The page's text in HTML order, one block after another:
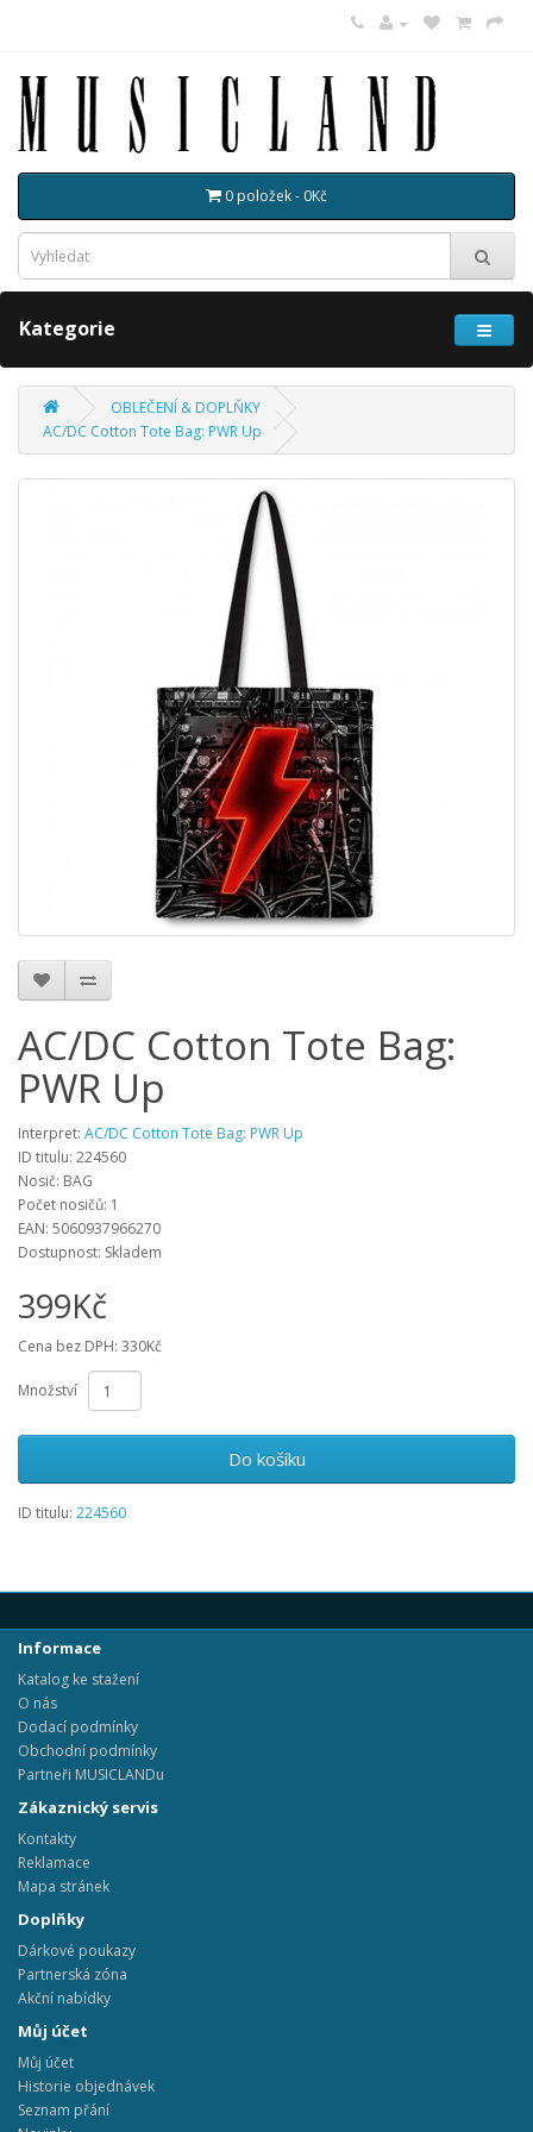
0 položek - 0Kč
Kategorie
OBLEČENÍ & DOPLŇKY
AC/DC Cotton Tote Bag: PWR Up
AC/DC Cotton Tote Bag:
PWR Up
Interpret: AC/DC Cotton Tote Bag: PWR Up
ID titulu: 224560
Nosič: BAG
Počet nosičů: 1
EAN: 5060937966270
Dostupnost: Skladem
399Kč
Cena bez DPH: 330Kč
Množství
Do košíku
ID titulu: 224560
Informace
Katalog ke stažení
O nás
Dodací podmínky
Obchodní podmínky
Partneři MUSICLANDu
Zákaznický servis
Kontakty
Reklamace
Mapa stránek
Doplňky
Dárkové poukazy
Partnerská zóna
Akční nabídky
Můj účet
Můj účet
Historie objednávek
Seznam přání